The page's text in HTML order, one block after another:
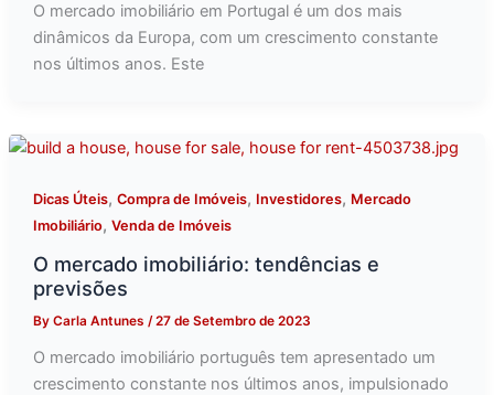
O mercado imobiliário em Portugal é um dos mais
dinâmicos da Europa, com um crescimento constante
nos últimos anos. Este
Dicas Úteis, Compra de Imóveis, Investidores, Mercado
Imobiliário, Venda de Imóveis
O mercado imobiliário: tendências e
previsões
By Carla Antunes /27 de Setembro de 2023
O mercado imobiliário português tem apresentado um
crescimento constante nos últimos anos, impulsionado